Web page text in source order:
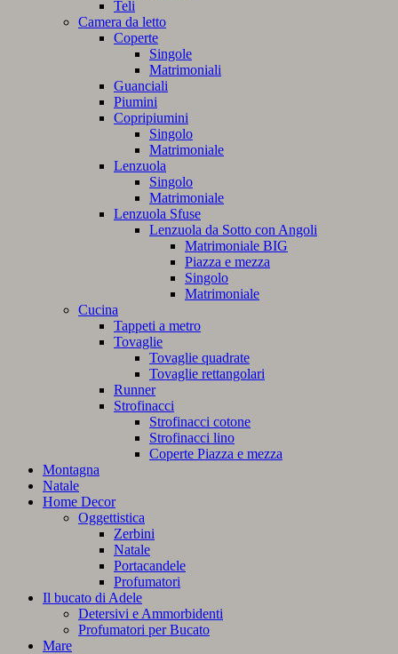
Teli
Camera da letto
Coperte
Singole
Matrimoniali
Guanciali
Piumini
Copripiumini
Singolo
Matrimoniale
Lenzuola
Singolo
Matrimoniale
Lenzuola Sfuse
Lenzuola da Sotto con Angoli
Matrimoniale BIG
Piazza e mezza
Singolo
Matrimoniale
Cucina
Tappeti a metro
Tovaglie
Tovaglie quadrate
Tovaglie rettangolari
Runner
Strofinacci
Strofinacci cotone
Strofinacci lino
Coperte Piazza e mezza
Montagna
Natale
Home Decor
Oggettistica
Zerbini
Natale
Portacandele
Profumatori
Il bucato di Adele
Detersivi e Ammorbidenti
Profumatori per Bucato
Mare